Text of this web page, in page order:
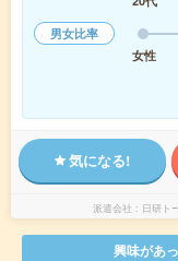
男女比率
女性
気になる!
派遣会社 日研ト
興味があ